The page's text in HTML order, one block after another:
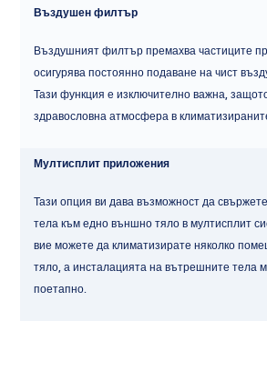
Въздушен филтър
Въздушният филтър премахва частиците
осигурява постоянно подаване на чист
Тази функция е изключително важна,
здравословна атмосфера в
Мултисплит приложения
Тази опция ви дава възможност да
тела към едно външно тяло в мултисплит
вие можете да климатизирате няколко
тяло, а инсталацията на вътрешните тела
поетапно.